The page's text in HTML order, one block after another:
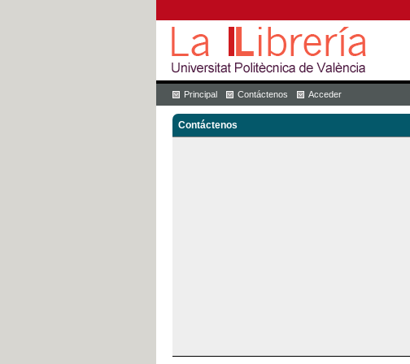
Principal Contáctenos Acceder
Contáctenos